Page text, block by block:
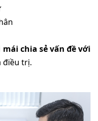
chia sẻ vấn đề với
điều trị.